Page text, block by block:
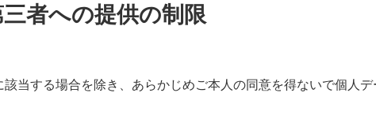
者への提供の制限
当する場合を除き、あらかじめご本人の同意を得ないで個人デ